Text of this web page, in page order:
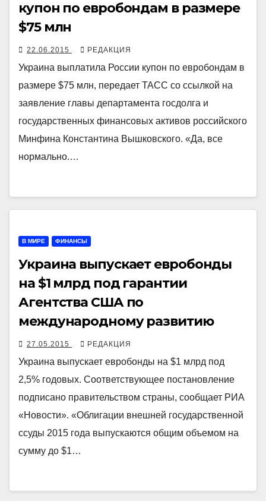
купон по евробондам в размере
$75 млн
22.06.2015 РЕДАКЦИЯ
Украина выплатила России купон по евробондам в
размере $75 млн, передает ТАСС со ссылкой на
заявление главы департамента госдолга и
государственных финансовых активов российского
Минфина Константина Вышковского. «Да, все
нормально.…
В МИРЕ ФИНАНСЫ
Украина выпускает евробонды
на $1 млрд под гарантии
Агентства США по
международному развитию
27.05.2015 РЕДАКЦИЯ
Украина выпускает евробонды на $1 млрд под
2,5% годовых. Соответствующее постановление
подписано правительством страны, сообщает РИА
«Новости». «Облигации внешней государственной
ссуды 2015 года выпускаются общим объемом на
сумму до $1…